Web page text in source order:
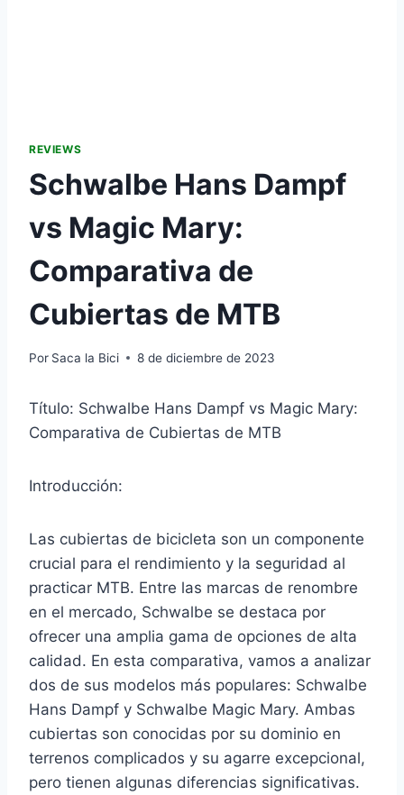
REVIEWS
Schwalbe Hans Dampf
vs Magic Mary:
Comparativa de
Cubiertas de MTB
Por Saca la Bici 8 de diciembre de 2023
Título: Schwalbe Hans Dampf vs Magic Mary:
Comparativa de Cubiertas de MTB
Introducción:
Las cubiertas de bicicleta son un componente
crucial para el rendimiento y la seguridad al
practicar MTB. Entre las marcas de renombre
en el mercado, Schwalbe se destaca por
ofrecer una amplia gama de opciones de alta
calidad. En esta comparativa, vamos a analizar
dos de sus modelos más populares: Schwalbe
Hans Dampf y Schwalbe Magic Mary. Ambas
cubiertas son conocidas por su dominio en
terrenos complicados y su agarre excepcional,
pero tienen algunas diferencias significativas.